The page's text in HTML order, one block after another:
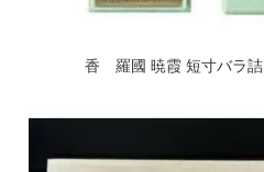
香 羅國 暁霞 短寸バラ詰